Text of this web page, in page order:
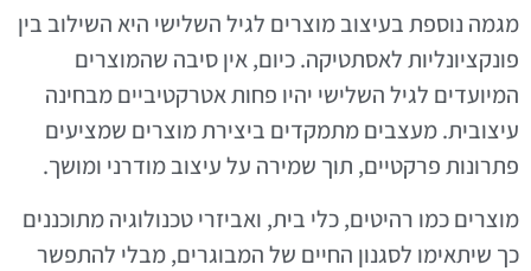
מגמה נוספת בעיצוב מוצרים לגיל השלישי היא השילוב בין
פונקציונליות לאסתטיקה. כיום, אין סיבה שהמוצרים
המיועדים לגיל השלישי יהיו פחות אטרקטיביים מבחינה
עיצובית. מעצבים מתמקדים ביצירת מוצרים שמציעים
פתרונות פרקטיים, תוך שמירה על עיצוב מודרני ומושך.
מוצרים כמו רהיטים, כלי בית, ואביזרי טכנולוגיה מתוכננים
כך שיתאימו לסגנון החיים של המבוגרים, מבלי להתפשר